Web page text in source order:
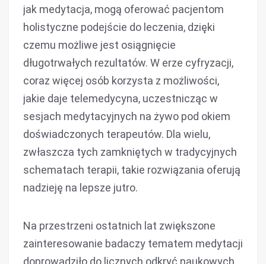
jak medytacja, mogą oferować pacjentom
holistyczne podejście do leczenia, dzięki
czemu możliwe jest osiągnięcie
długotrwałych rezultatów. W erze cyfryzacji,
coraz więcej osób korzysta z możliwości,
jakie daje telemedycyna, uczestnicząc w
sesjach medytacyjnych na żywo pod okiem
doświadczonych terapeutów. Dla wielu,
zwłaszcza tych zamkniętych w tradycyjnych
schematach terapii, takie rozwiązania oferują
nadzieję na lepsze jutro.
Na przestrzeni ostatnich lat zwiększone
zainteresowanie badaczy tematem medytacji
doprowadziło do licznych odkryć naukowych,